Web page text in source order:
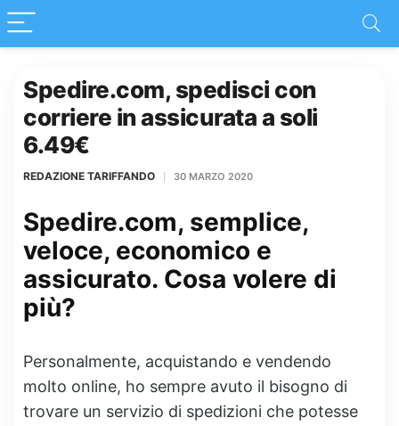
Spedire.com, spedisci con
corriere in assicurata a soli
6.49€
REDAZIONE TARIFFANDO 30 MARZO 2020
Spedire.com, semplice,
veloce, economico e
assicurato. Cosa volere di
più?
Personalmente, acquistando e vendendo
molto online, ho sempre avuto il bisogno di
trovare un servizio di spedizioni che potesse